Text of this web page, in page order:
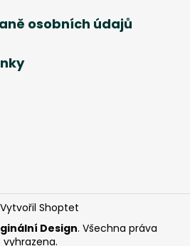
osobních údajů
Vytvořil Shoptet
Design. Všechna práva
vyhrazena.